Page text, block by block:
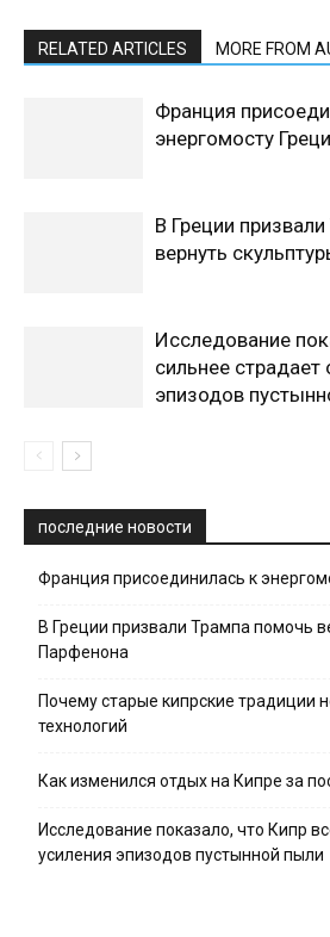
RELATED ARTICLES MORE FROM
Франция
энергомосту
В Греции
вернуть
Исследование
сильнее страдает
эпизодов
последние новости
Франция присоединилась к
В Греции призвали Трампа помочь
Парфенона
Почему старые кипрские традиции
технологий
Как изменился отдых на Кипре за
Исследование показало, что Кипр
усиления эпизодов пустынной пыли